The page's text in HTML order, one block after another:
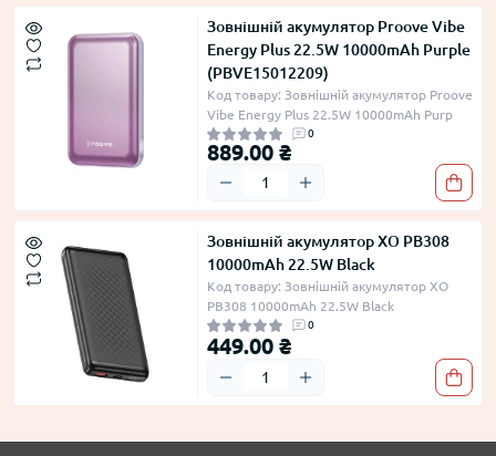
Зовнішній акумулятор Proove Vibe
Energy Plus 22.5W 10000mAh Purple
(PBVE15012209)
Код товару: Зовнішній акумулятор Proove
Vibe Energy Plus 22.5W 10000mAh Purp
0
889.00 ₴
Зовнішній акумулятор XO PB308
10000mAh 22.5W Black
Код товару: Зовнішній акумулятор XO
PB308 10000mAh 22.5W Black
0
449.00 ₴